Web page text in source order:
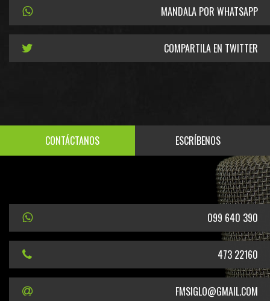
MANDALA POR WHATSAPP
COMPARTILA EN TWITTER
CONTÁCTANOS ESCRÍBENOS
099 640 390
473 22160
FMSIGLO@GMAIL.COM